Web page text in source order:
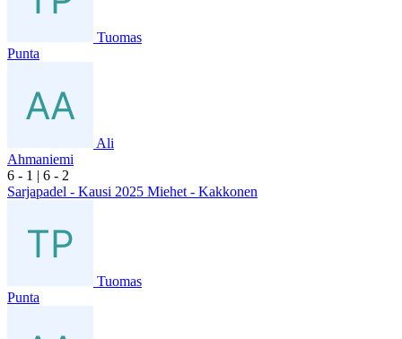
Tuomas
Punta
Ali
Ahmaniemi
6 - 1 | 6 - 2
Sarjapadel - Kausi 2025 Miehet - Kakkonen
Tuomas
Punta